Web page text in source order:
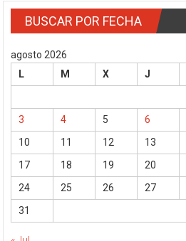
BUSCAR POR FECHA
agosto 2026
L
M X J
3
4 5 6
10
11 12 13
17
18 19 20
24
25 26 27
31